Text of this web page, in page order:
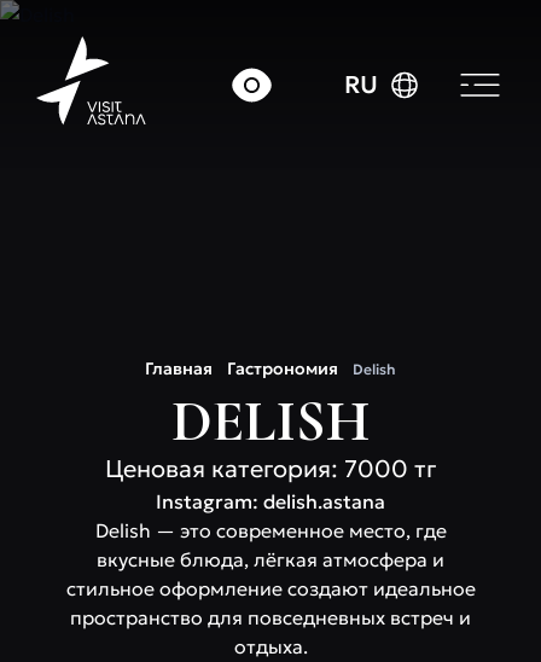
RU
Главная Гастрономия Delish
DELISH
Ценовая категория: 7000 тг
Instagram: delish.astana
Delish — это современное место, где
вкусные блюда, лёгкая атмосфера и
стильное оформление создают идеальное
пространство для повседневных встреч и
отдыха.